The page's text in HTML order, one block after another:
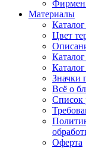
Материалы
Цвет
Значки
Всё о
Список
Оферта